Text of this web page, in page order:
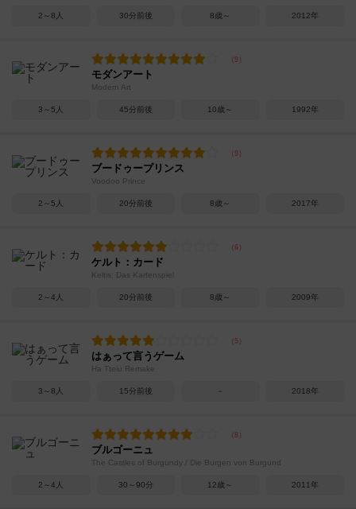
2～8人 30分前後 8歳～ 2012年
モダンアート
Modern Art
3～5人 45分前後 10歳～ 1992年
ブードゥープリンス
Voodoo Prince
2～5人 20分前後 8歳～ 2017年
ケルト：カード
Keltis: Das Kartenspiel
2～4人 20分前後 8歳～ 2009年
はぁって言うゲーム
Ha Tteiu Remake
3～8人 15分前後 － 2018年
ブルゴーニュ
The Castles of Burgundy / Die Burgen von Burgund
2～4人 30～90分 12歳～ 2011年